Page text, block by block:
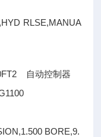
RLSE,MANUA
自动控制器
BORE,9.